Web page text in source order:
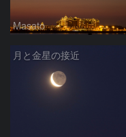
Masato
月と金星の接近